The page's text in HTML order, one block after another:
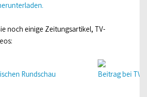
noch einige Zeitungsartikel, TV-
Rundschau Beitrag bei TVO